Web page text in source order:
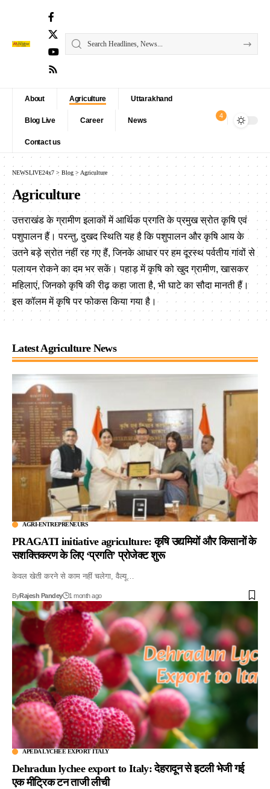
About Agriculture Uttarakhand
Blog Live Career News
Contact us
4
NEWSLIVE24x7 > Blog > Agriculture
Agriculture
उत्तराखंड के ग्रामीण इलाकों में आर्थिक प्रगति के प्रमुख स्रोत कृषि एवं
पशुपालन हैं। परन्तु, दुखद स्थिति यह है कि पशुपालन और कृषि आय के
उतने बड़े स्रोत नहीं रह गए हैं, जिनके आधार पर हम दूरस्थ पर्वतीय गांवों से
पलायन रोकने का दम भर सकें। पहाड़ में कृषि को खुद ग्रामीण, खासकर
महिलाएं, जिनको कृषि की रीढ़ कहा जाता है, भी घाटे का सौदा मानती हैं।
इस कॉलम में कृषि पर फोकस किया गया है।
Latest Agriculture News
AGRI-ENTREPRENEURS
PRAGATI initiative agriculture: कृषि उद्यमियों और किसानों के
सशक्तिकरण के लिए ‘प्रगति’ प्रोजेक्ट शुरू
केवल खेती करने से काम नहीं चलेगा, वैल्यू…
ByRajesh Pandey 1 month ago
APEDA LYCHEE EXPORT ITALY
Dehradun lychee export to Italy: देहरादून से इटली भेजी गई
एक मीट्रिक टन ताजी लीची